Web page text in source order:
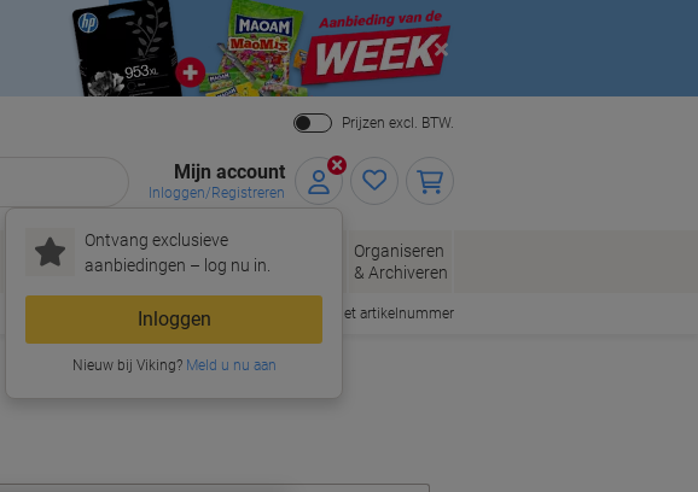
Close
Prijzen excl. BTW.
Mijn account
Inloggen/Registreren
Ontvang exclusieve
aanbiedingen – log nu in.
Inloggen
Nieuw bij Viking?Meld u nu aan
Inkt &
Toner
Papier, Enveloppen
& Verpakken
Kantoorartikelen
Organiseren
& Archiveren
Snel bestellen met artikelnummer